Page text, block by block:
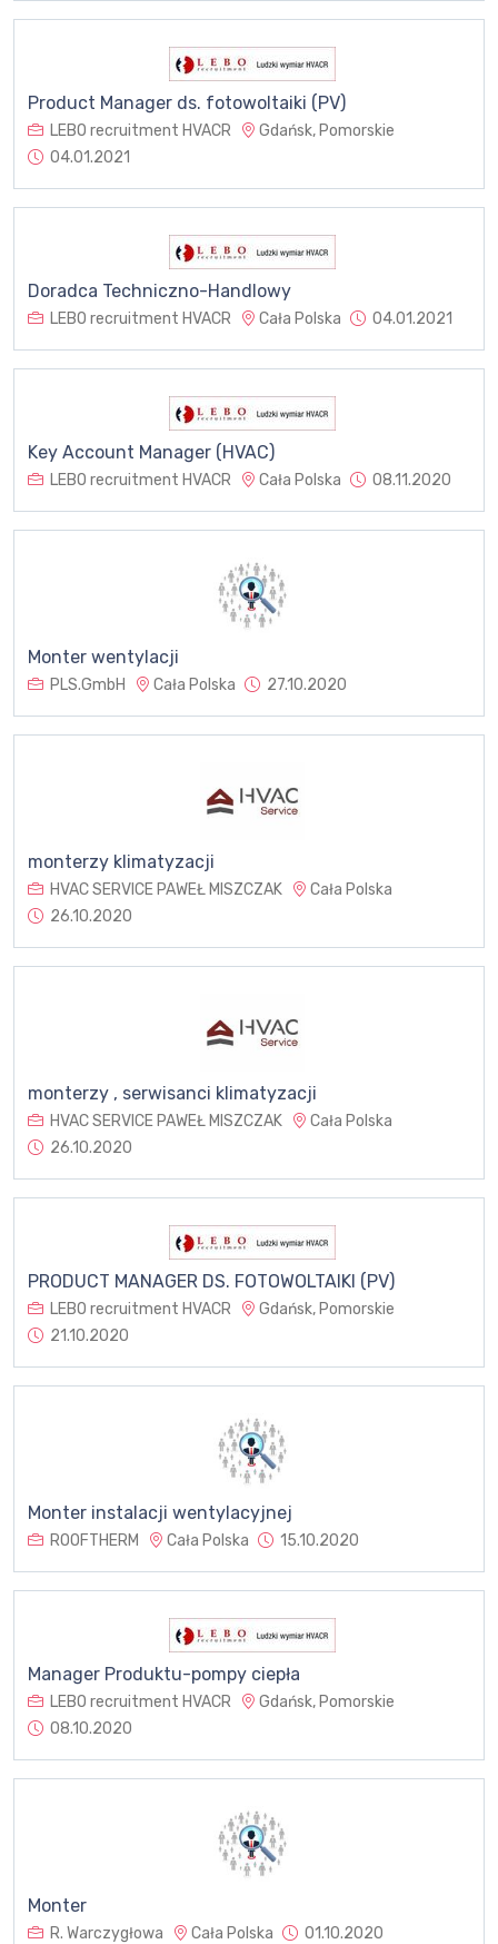
Product Manager ds. fotowoltaiki (PV)
LEBO recruitment HVACR
Gdańsk, Pomorskie
04.01.2021
Doradca Techniczno-Handlowy
LEBO recruitment HVACR Cała Polska 04.01.2021
Key Account Manager (HVAC)
LEBO recruitment HVACR Cała Polska 08.11.2020
Monter wentylacji
PLS.GmbH Cała Polska 27.10.2020
monterzy klimatyzacji
HVAC SERVICE PAWEŁ MISZCZAK
Cała Polska
26.10.2020
monterzy , serwisanci klimatyzacji
HVAC SERVICE PAWEŁ MISZCZAK
Cała Polska
26.10.2020
PRODUCT MANAGER DS. FOTOWOLTAIKI (PV)
LEBO recruitment HVACR
Gdańsk, Pomorskie
21.10.2020
Monter instalacji wentylacyjnej
ROOFTHERM Cała Polska 15.10.2020
Manager Produktu-pompy ciepła
LEBO recruitment HVACR
Gdańsk, Pomorskie
08.10.2020
Monter
R. Warczygłowa Cała Polska 01.10.2020